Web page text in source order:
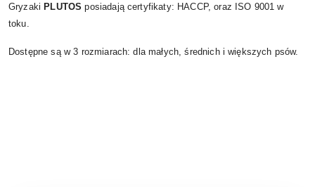
GryzakiPLUTOS posiadają certyfikaty: HACCP, oraz ISO 9001 w
toku.
Dostępne są w 3 rozmiarach: dla małych, średnich i większych psów.